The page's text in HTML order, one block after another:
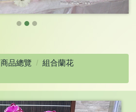
商品總覽
組合蘭花